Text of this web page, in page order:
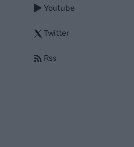
Youtube
Twitter
Rss